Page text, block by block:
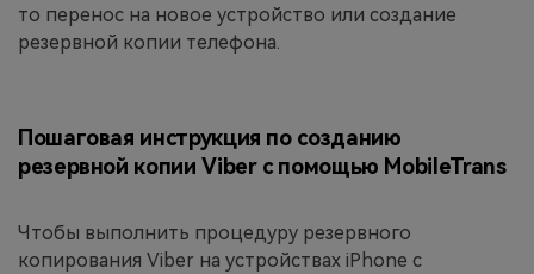
то перенос на новое устройство или создание
резервной копии телефона.
Пошаговая инструкция по созданию
резервной копии Viber с помощью MobileTrans
Чтобы выполнить процедуру резервного
копирования Viber на устройствах iPhone с